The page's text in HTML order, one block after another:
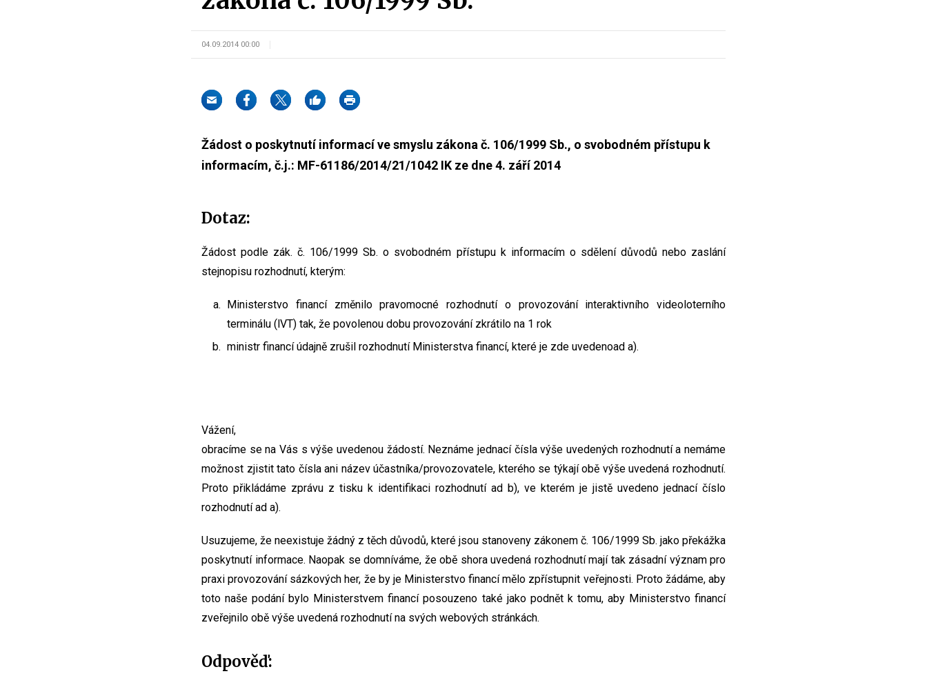
04.09.2014 00:00
Žádost o poskytnutí informací ve smyslu zákona č. 106/1999 Sb., o svobodném přístupu k
informacím, č.j.: MF-61186/2014/21/1042 IK ze dne 4. září 2014
Dotaz:
Žádost podle zák. č. 106/1999 Sb. o svobodném přístupu k informacím o sdělení důvodů nebo zaslání
stejnopisu rozhodnutí, kterým:
Ministerstvo financí změnilo pravomocné rozhodnutí o provozování interaktivního videoloterního
terminálu (lVT) tak, že povolenou dobu provozování zkrátilo na 1 rok
ministr financí údajně zrušil rozhodnutí Ministerstva financí, které je zde uvedenoad a).
Vážení,
obracíme se na Vás s výše uvedenou žádostí. Neznáme jednací čísla výše uvedených rozhodnutí a nemáme
možnost zjistit tato čísla ani název účastníka/provozovatele, kterého se týkají obě výše uvedená rozhodnutí.
Proto přikládáme zprávu z tisku k identifikaci rozhodnutí ad b), ve kterém je jistě uvedeno jednací číslo
rozhodnutí ad a).
Usuzujeme, že neexistuje žádný z těch důvodů, které jsou stanoveny zákonem č. 106/1999 Sb. jako překážka
poskytnutí informace. Naopak se domníváme, že obě shora uvedená rozhodnutí mají tak zásadní význam pro
praxi provozování sázkových her, že by je Ministerstvo financí mělo zpřístupnit veřejnosti. Proto žádáme, aby
toto naše podání bylo Ministerstvem financí posouzeno také jako podnět k tomu, aby Ministerstvo financí
zveřejnilo obě výše uvedená rozhodnutí na svých webových stránkách.
Odpověď: